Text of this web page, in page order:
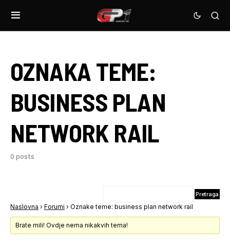
OZNAKA TEME:
BUSINESS PLAN
NETWORK RAIL
0 posts
Naslovna › Forumi › Oznake teme: business plan network rail
Brate mili! Ovdje nema nikakvih tema!